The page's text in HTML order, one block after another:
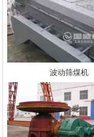
波动筛煤机